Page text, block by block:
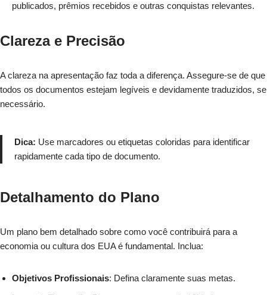
publicados, prêmios recebidos e outras conquistas relevantes.
Clareza e Precisão
A clareza na apresentação faz toda a diferença. Assegure-se de que
todos os documentos estejam legíveis e devidamente traduzidos, se
necessário.
Dica: Use marcadores ou etiquetas coloridas para identificar
rapidamente cada tipo de documento.
Detalhamento do Plano
Um plano bem detalhado sobre como você contribuirá para a
economia ou cultura dos EUA é fundamental. Inclua:
Objetivos Profissionais: Defina claramente suas metas.